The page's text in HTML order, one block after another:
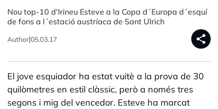
Nou top-10 d'Irineu Esteve a la Copa d´Europa d´esquí
de fons a l´estació austríaca de Sant Ulrich
Author|05.03.17 share
El jove esquiador ha estat vuitè a la prova de 30
quilòmetres en estil clàssic, però a només tres
segons i mig del vencedor. Esteve ha marcat